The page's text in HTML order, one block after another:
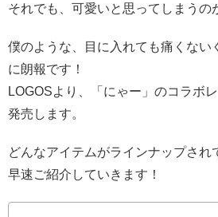
それでも、可愛いと思ってしまうの
僕のような、目に入れても痛くない
に朗報です！
LOGOSより、「にゃー」のコラボ
発売します。
どんなアイテムがラインナップされ
早速ご紹介していきます！